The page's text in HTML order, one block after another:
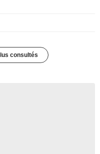
consultés